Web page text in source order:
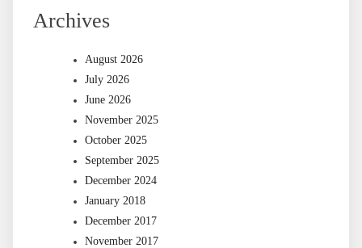
Archives
August 2026
July 2026
June 2026
November 2025
October 2025
September 2025
December 2024
January 2018
December 2017
November 2017